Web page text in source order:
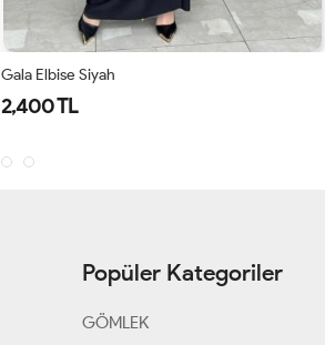
Gala Elbise Siyah
2,400 TL
Popüler Kategoriler
GÖMLEK